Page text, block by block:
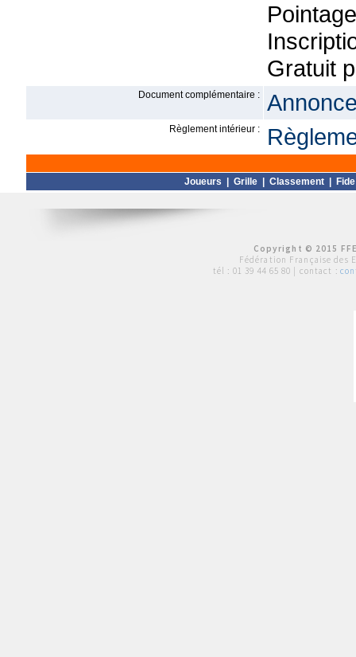
Gratuit
Document complémentaire :
Règlement intérieur :
Joueurs Grille Classement Fide
Copyright © 2015
Fédération Française des
tél : 01 39 44 65 80 | contact :